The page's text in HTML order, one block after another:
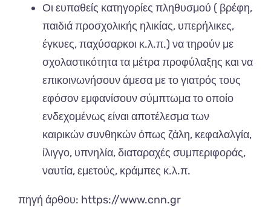
Οι ευπαθείς κατηγορίες πληθυσμού ( βρέφη,
παιδιά προσχολικής ηλικίας, υπερήλικες,
έγκυες, παχύσαρκοι κ.λ.π.) να τηρούν με
σχολαστικότητα τα μέτρα προφύλαξης και να
επικοινωνήσουν άμεσα με το γιατρός τους
εφόσον εμφανίσουν σύμπτωμα το οποίο
ενδεχομένως είναι αποτέλεσμα των
καιρικών συνθηκών όπως ζάλη, κεφαλαλγία,
ίλιγγο, υπνηλία, διαταραχές συμπεριφοράς,
ναυτία, εμετούς, κράμπες κ.λ.π.
πηγή άρθου: https://www.cnn.gr